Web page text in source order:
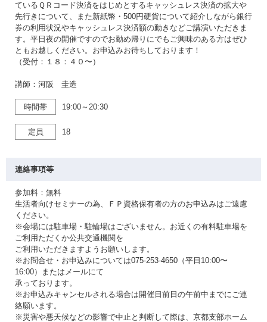
ているＱＲコード決済をはじめとするキャッシュレス決済の拡大や
先行きについて、また新紙幣・500円硬貨について紹介しながら銀行
券の利用状況やキャッシュレス決済額の動きなどご講演いただきま
す。平日夜の開催ですのでお勤め帰りにでもご興味のある方はぜひ
ともお越しください。お申込みお待ちしております！
（受付：１８：４０〜）
講師：河阪 圭造
時間帯 19:00～20:30
定員 18
連絡事項等
参加料：無料
生活者向けセミナーの為、ＦＰ資格保有者の方のお申込みはご遠慮
ください。
※会場には駐車場・駐輪場はございません。お近くの有料駐車場を
ご利用ただくか公共交通機関を
ご利用いただきますようお願いします。
※お問合せ・お申込みについては075-253-4650（平日10:00〜
16:00）またはメールにて
承っております。
※お申込みキャンセルされる場合は開催日前日の午前中までにご連
絡願います。
※災害や悪天候などの影響で中止と判断して際は、京都支部ホーム